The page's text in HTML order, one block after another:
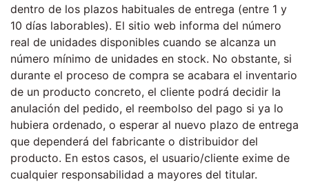
dentro de los plazos habituales de entrega (entre 1 y
10 días laborables). El sitio web informa del número
real de unidades disponibles cuando se alcanza un
número mínimo de unidades en stock. No obstante, si
durante el proceso de compra se acabara el inventario
de un producto concreto, el cliente podrá decidir la
anulación del pedido, el reembolso del pago si ya lo
hubiera ordenado, o esperar al nuevo plazo de entrega
que dependerá del fabricante o distribuidor del
producto. En estos casos, el usuario/cliente exime de
cualquier responsabilidad a mayores del titular.